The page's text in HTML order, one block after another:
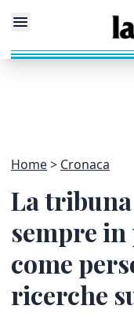
Home Cronaca
La
sempre
come
ricerche